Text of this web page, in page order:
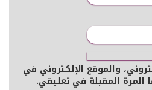
والموقع الإلكتروني في
المقبلة في تعليقي.